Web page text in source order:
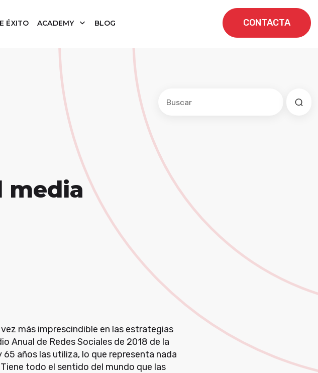
ÉXITO ACADEMY BLOG CONTACTA
media
más imprescindible en las estrategias
Anual de Redes Sociales de 2018 de la
años las utiliza, lo que representa nada
todo el sentido del mundo que las